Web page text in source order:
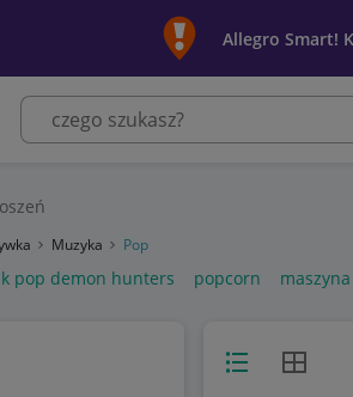
Allegro Smart!
Muzyka Pop
k pop demon hunters popcorn
Widok listy
Widok